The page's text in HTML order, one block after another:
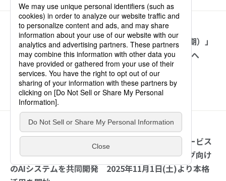
2025年10月30日
「はたらくソーシャル・リスニング（25年度上半期）」
を発表 「年収の壁」への関心が続く — 制度改正へ
の“戸惑い”と“期待”が交錯
パーソル総合研究所
調査/データ
2025年10月30日
パーソルイノベーションとPeopleX、人材紹介サービス
『ピタテン』における求職者のプレカウンセリング向け
のAIシステムを共同開発 2025年11月1日(土)より本格